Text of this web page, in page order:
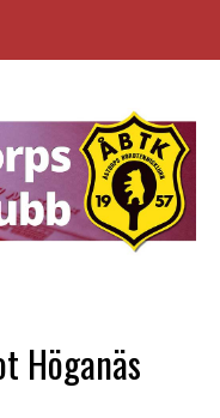
Höganäs